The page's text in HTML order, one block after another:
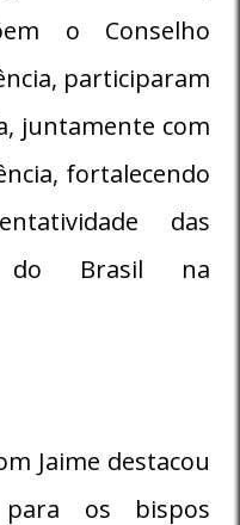
o Conselho
participaram
juntamente com
fortalecendo
das
do Brasil na
Jaime destacou
os bispos